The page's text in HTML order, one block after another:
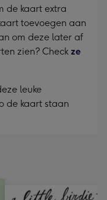
de kaart extra
toevoegen aan
om deze later af
zien? Check ze
leuke
de kaart staan